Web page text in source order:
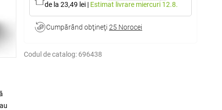
de la 23,49 lei | Estimat livrare miercuri 12.8.
Cumpărând obţineţi 25 Norocei
Codul de catalog: 696438